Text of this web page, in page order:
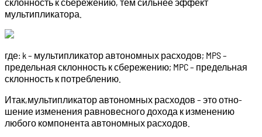
мультипликатора.
где: k – мультипликатор автономных расходов; MPS –
предельная склонность к сбережению; MPC – предельная
склонность к потреблению.
Итак,мультипликатор автономных расходов – это отно­
шение изменения равновесного дохода к изменению
любого компонента автономных расходов.